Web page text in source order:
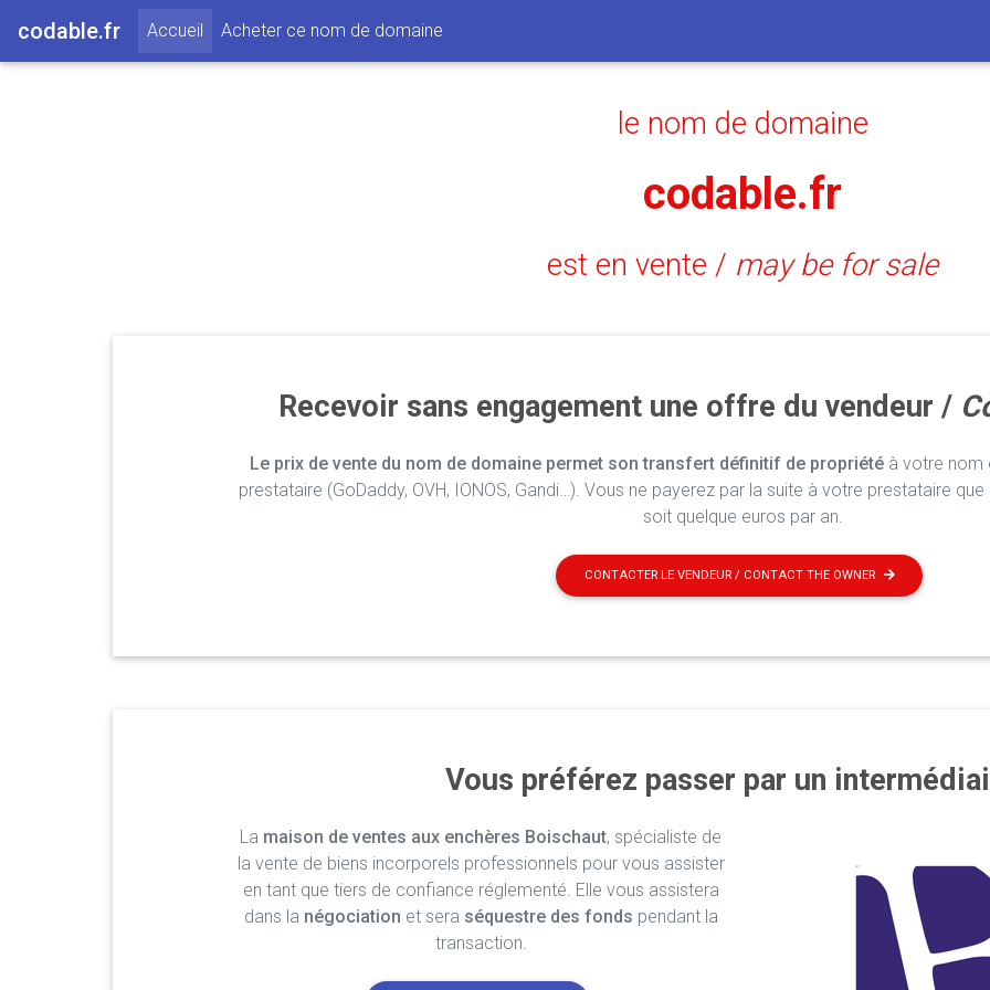
codable.fr Accueil (current)
Acheter ce nom de domaine
le nom de domaine
codable.fr
est en vente / may be for sale
Recevoir sans engagement une offre du vendeur /
Le prix de vente du nom de domaine permet son transfert définitif de propriétéà votre nom
prestataire (GoDaddy, OVH, IONOS, Gandi…). Vous ne payerez par la suite à votre prestataire
soit quelque euros par an.
CONTACTER LE VENDEUR / CONTACT THE OWNER
Vous préférez passer par un
La maison de ventes aux enchères Boischaut, spécialiste de
la vente de biens incorporels professionnels pour vous assister
en tant que tiers de confiance réglementé. Elle vous assistera
dans la négociation et sera séquestre des fonds pendant la
transaction.